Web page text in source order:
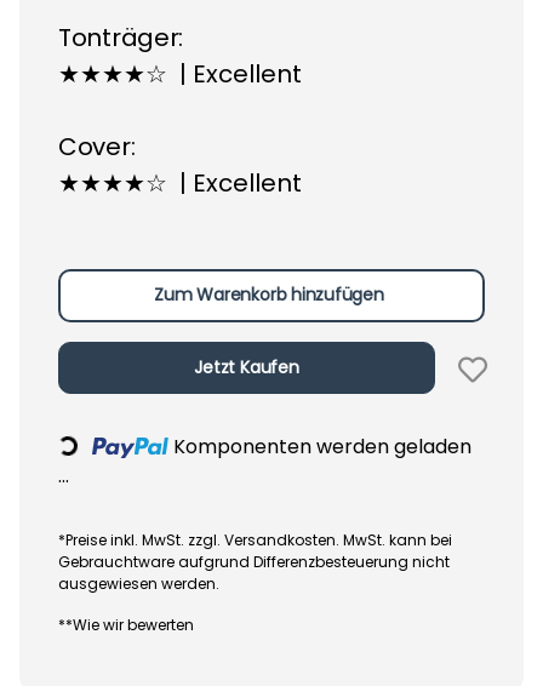
Tonträger:
★★★★☆ | Excellent
Cover:
★★★★☆ | Excellent
Zum Warenkorb hinzufügen
Jetzt Kaufen
Loading...
Komponenten werden geladen
...
*Preise inkl. MwSt. zzgl. Versandkosten. MwSt. kann bei
Gebrauchtware aufgrund Differenzbesteuerung nicht
ausgewiesen werden.
**Wie wir bewerten